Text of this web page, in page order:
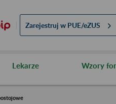
Zarejestruj w PUE/eZUS
Lekarze Wzory